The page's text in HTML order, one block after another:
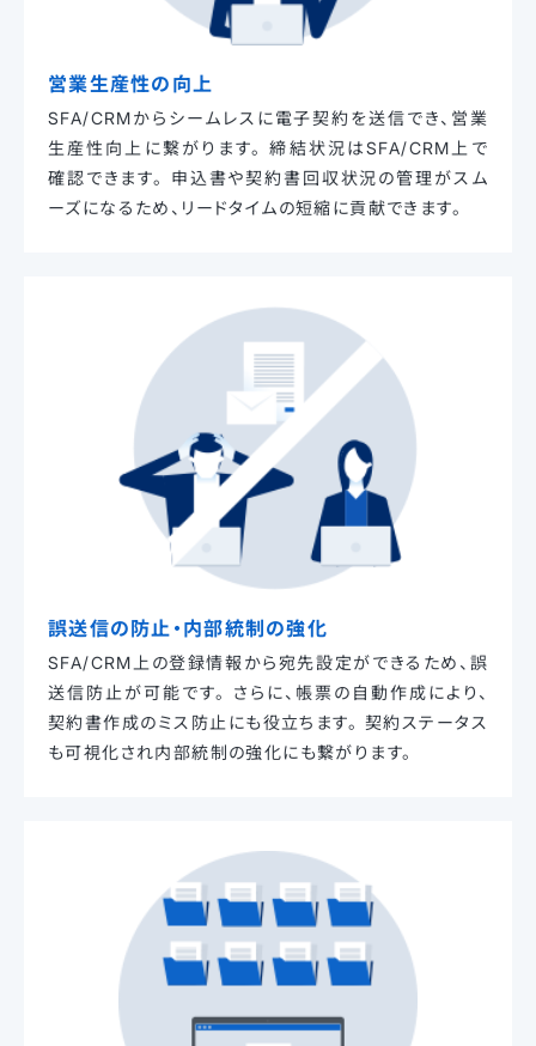
営業生産性の向上
SFA/CRMからシームレスに電子契約を送信でき、営業
生産性向上に繋がります。 締結状況はSFA/CRM上で
確認できます。
申込書や契約書回収状況の管理がスム
ーズになるため、リードタイムの短縮に貢献できます。
誤送信の防止・内部統制の強化
SFA/CRM上の登録情報から宛先設定ができるため、誤
送信防止が可能です。
さらに、帳票の自動作成により、
契約書作成のミス防止にも役立ちます。 契約ステータス
も可視化され内部統制の強化にも繋がります。